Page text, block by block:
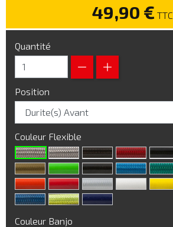
49,90 € TTC
Quantité
Position
Couleur Flexible
Couleur Banjo